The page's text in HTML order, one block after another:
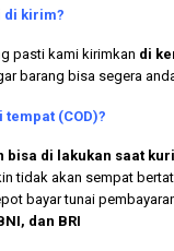
di kirim?
pasti kami kirimkan di
barang bisa segera
(COD)?
bisa di lakukan saat
tidak akan sempat
bayar tunai
dan BRI